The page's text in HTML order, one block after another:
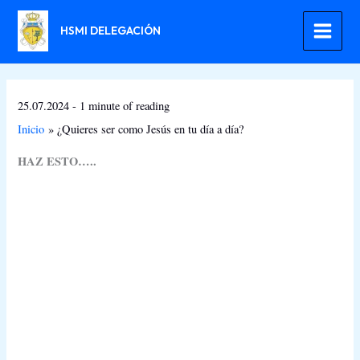
contenido
HSMI DELEGACIÓN
25.07.2024- 1 minute of reading
Inicio
¿Quieres ser como Jesús en tu día a día?
HAZ ESTO…..